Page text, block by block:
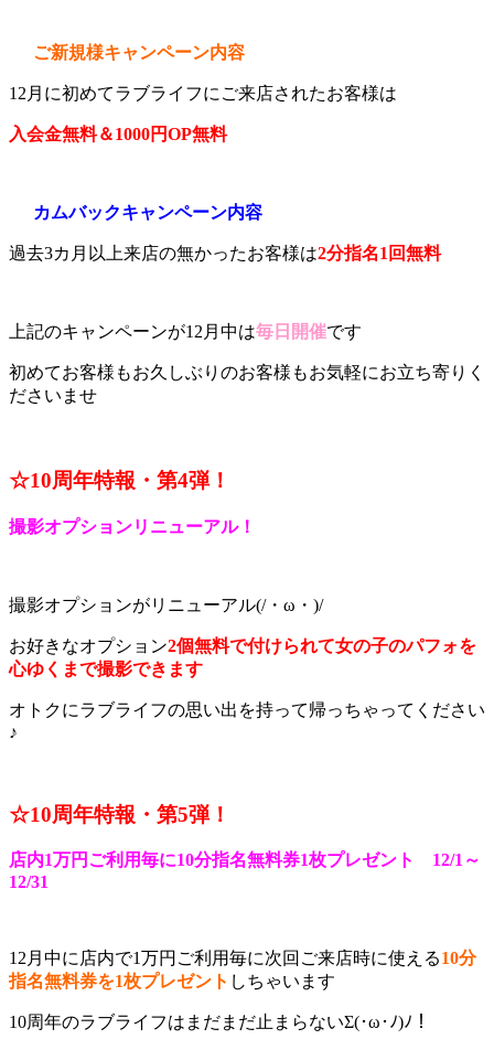
ご新規様キャンペーン内容
12月に初めてラブライフにご来店されたお客様は
入会金無料＆1000円OP無料
カムバックキャンペーン内容
過去3カ月以上来店の無かったお客様は2分指名1回無料
上記のキャンペーンが12月中は毎日開催です
初めてお客様もお久しぶりのお客様もお気軽にお立ち寄りく
ださいませ
☆10周年特報・第4弾！
撮影オプションリニューアル！
撮影オプションがリニューアル(/・ω・)/
お好きなオプション2個無料で付けられて女の子のパフォを
心ゆくまで撮影できます
オトクにラブライフの思い出を持って帰っちゃってください
♪
☆10周年特報・第5弾！
店内1万円ご利用毎に10分指名無料券1枚プレゼント 12/1～
12/31
12月中に店内で1万円ご利用毎に次回ご来店時に使える10分
指名無料券を1枚プレゼント しちゃいます
10周年のラブライフはまだまだ止まらないΣ(･ω･ﾉ)ﾉ！